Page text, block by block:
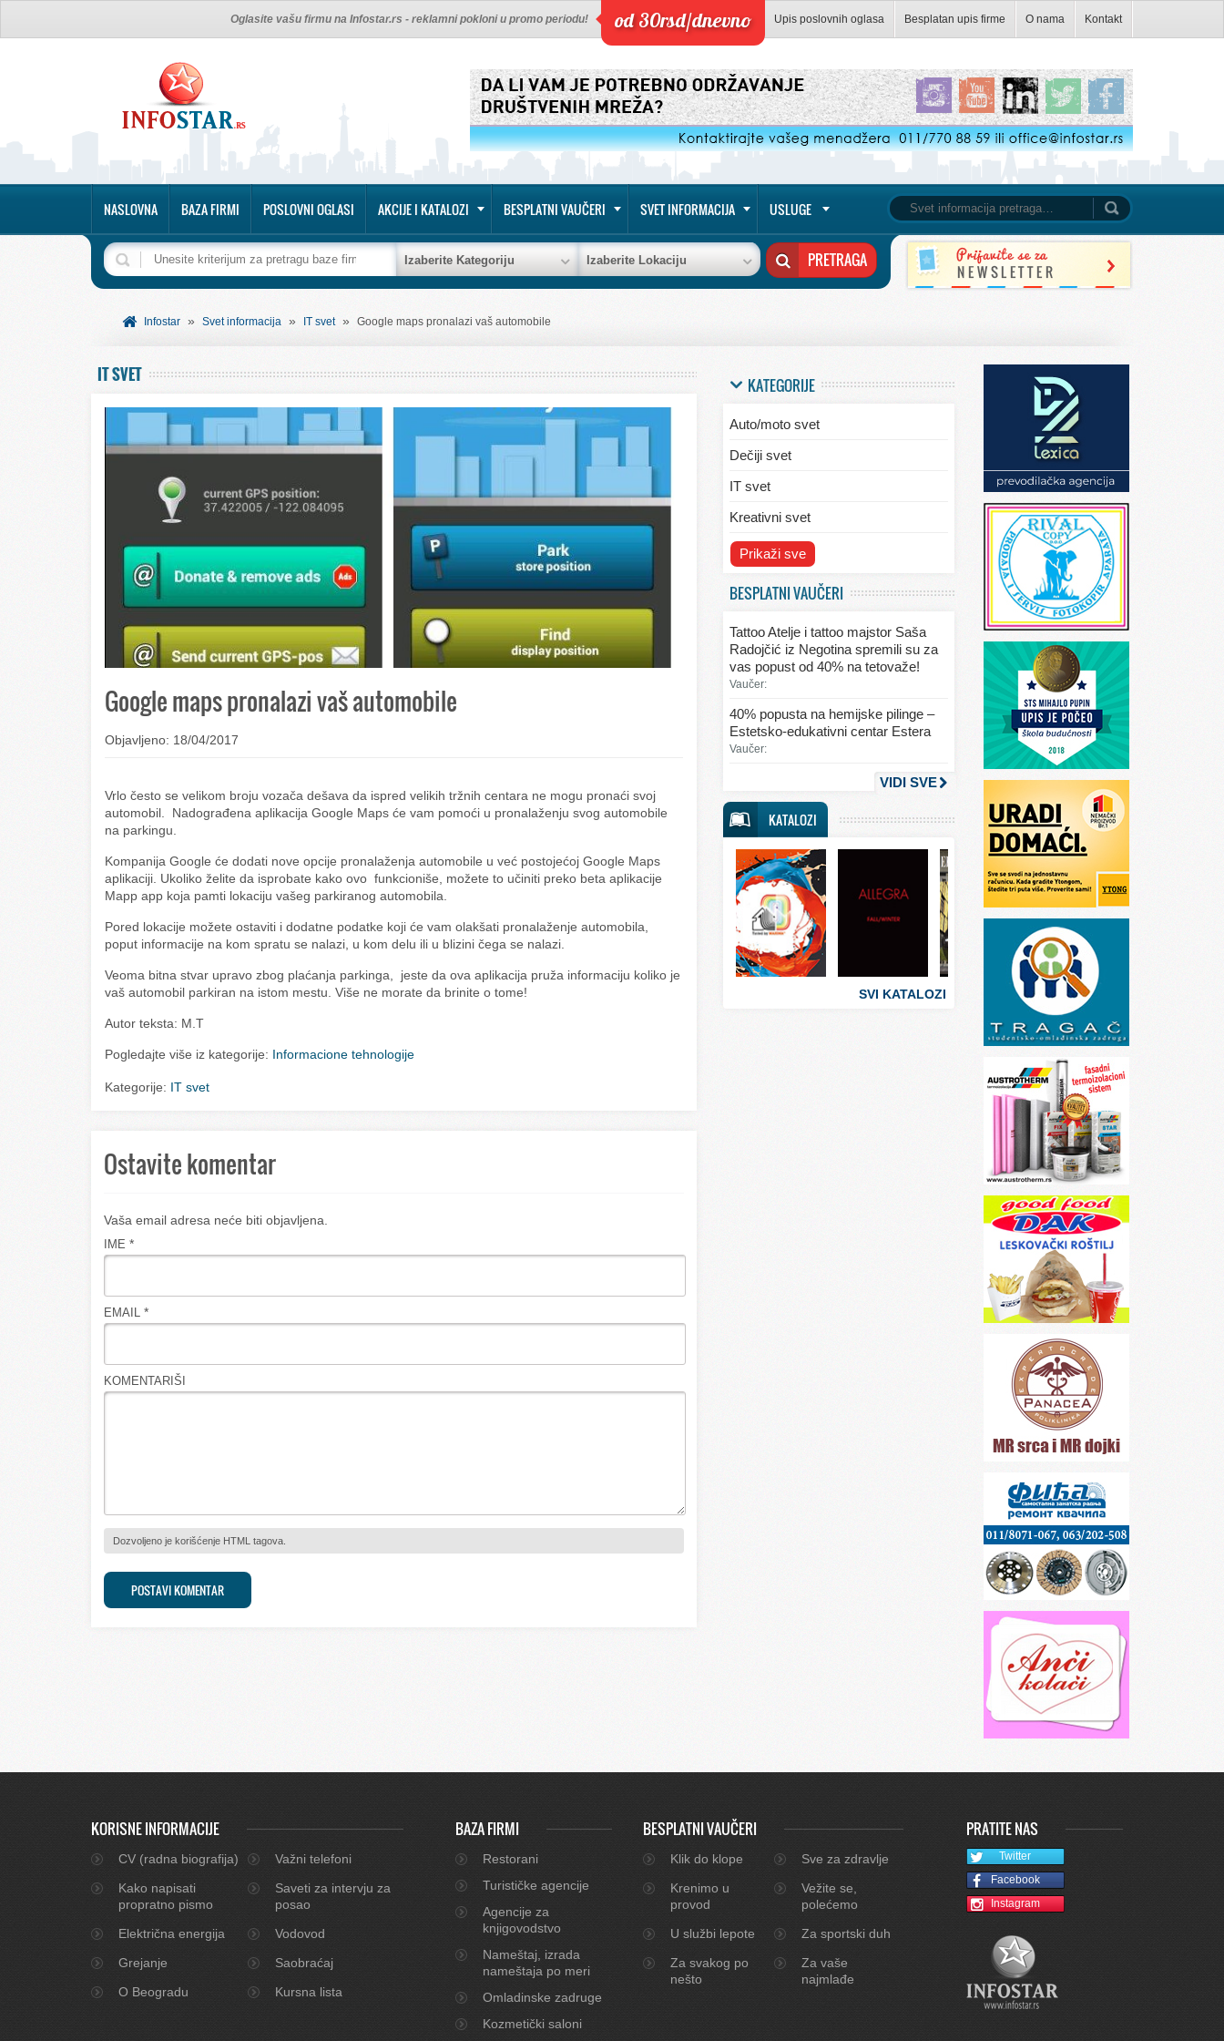
Upis poslovnih oglasa Besplatan upis firme O nama Kontakt
od 30rsd/dnevno
Oglasite vašu firmu na Infostar.rs - reklamni pokloni u promo periodu!
NASLOVNA BAZA FIRMI POSLOVNI OGLASI AKCIJE I KATALOZI BESPLATNI VAUČERI SVET INFORMACIJA USLUGE
Izaberite Kategoriju Izaberite Lokaciju
Infostar » Svet informacija » IT svet » Google maps pronalazi vaš automobile
IT SVET
Google maps pronalazi vaš automobile
Objavljeno: 18/04/2017
Vrlo često se velikom broju vozača dešava da ispred velikih tržnih centara ne mogu pronaći svoj
automobil. Nadograđena aplikacija Google Maps će vam pomoći u pronalaženju svog automobile
na parkingu.
Kompanija Google će dodati nove opcije pronalaženja automobile u već postojećoj Google Maps
aplikaciji. Ukoliko želite da isprobate kako ovo funkcioniše, možete to učiniti preko beta aplikacije
Mapp app koja pamti lokaciju vašeg parkiranog automobila.
Pored lokacije možete ostaviti i dodatne podatke koji će vam olakšati pronalaženje automobila,
poput informacije na kom spratu se nalazi, u kom delu ili u blizini čega se nalazi.
Veoma bitna stvar upravo zbog plaćanja parkinga, jeste da ova aplikacija pruža informaciju koliko je
vaš automobil parkiran na istom mestu. Više ne morate da brinite o tome!
Autor teksta: M.T
Pogledajte više iz kategorije: Informacione tehnologije
Kategorije: IT svet
Ostavite komentar
Vaša email adresa neće biti objavljena.
IME *
EMAIL *
KOMENTARIŠI
Dozvoljeno je korišćenje HTML tagova.
KATEGORIJE
Auto/moto svet
Dečiji svet
IT svet
Kreativni svet
Svet ekologije
Svet kulinarstva
Svet lepote
Svet mode
Svet sporta
Svet tehnike
Svet ugostiteljstva
Svet zabave i umetnosti
Svet zanimljivosti
Svet zdravlja
Prikaži sve
BESPLATNI VAUČERI
Tattoo Atelje i tattoo majstor Saša
Radojčić iz Negotina spremili su za
vas popust od 40% na tetovaže!
Vaučer:
40% popusta na hemijske pilinge –
Estetsko-edukativni centar Estera
Vaučer:
VIDI SVE
KATALOZI
SVI KATALOZI
KORISNE INFORMACIJE
CV (radna biografija)
Važni telefoni
Kako napisati
propratno pismo
Saveti za intervju za
posao
Električna energija
Vodovod
Grejanje
Saobraćaj
O Beogradu
Kursna lista
BAZA FIRMI
Restorani
Turističke agencije
Agencije za
knjigovodstvo
Nameštaj, izrada
nameštaja po meri
Omladinske zadruge
Kozmetički saloni
BESPLATNI VAUČERI
Klik do klope
Sve za zdravlje
Krenimo u
provod
Vežite se,
polećemo
U službi lepote
Za sportski duh
Za svakog po
nešto
Za vaše
najmlađe
PRATITE NAS
Twitter
Facebook
Instagram